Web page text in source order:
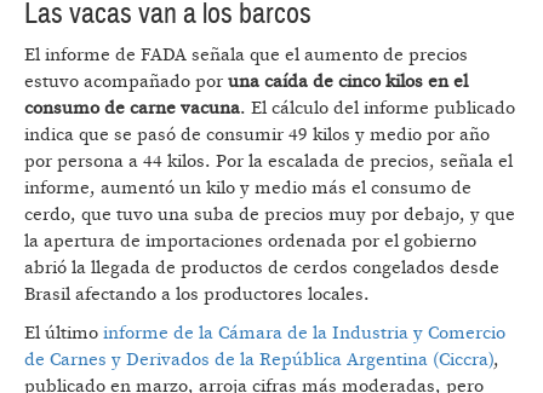
Las vacas van a los barcos
El informe de FADA señala que el aumento de precios
estuvo acompañado por una caída de cinco kilos en el
consumo de carne vacuna. El cálculo del informe publicado
indica que se pasó de consumir 49 kilos y medio por año
por persona a 44 kilos. Por la escalada de precios, señala el
informe, aumentó un kilo y medio más el consumo de
cerdo, que tuvo una suba de precios muy por debajo, y que
la apertura de importaciones ordenada por el gobierno
abrió la llegada de productos de cerdos congelados desde
Brasil afectando a los productores locales.
El último informe de la Cámara de la Industria y Comercio
de Carnes y Derivados de la República Argentina (Ciccra),
publicado en marzo, arroja cifras más moderadas, pero